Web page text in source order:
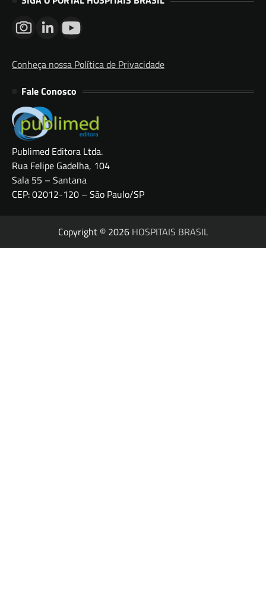
Conheça nossa Política de Privacidade
Fale Conosco
Publimed Editora Ltda.
Rua Felipe Gadelha, 104
Sala 55 – Santana
CEP: 02012-120 – São Paulo/SP
Copyright © 2026 HOSPITAIS BRASIL